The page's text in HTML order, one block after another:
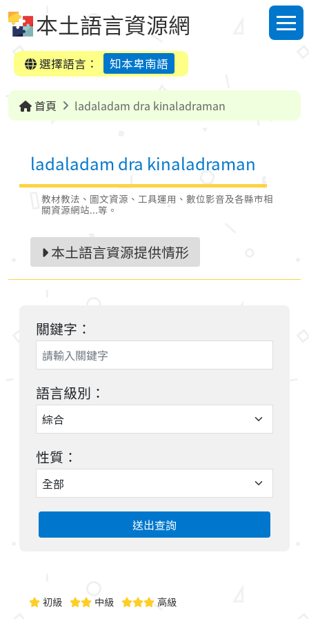
本土語言資源網
選單
選擇語言：
知本卑南語
首頁 ladaladam dra kinaladraman
ladaladam dra kinaladraman
教材教法、圖文資源、工具運用、數位影音及各縣市相
關資源網站...等。
本土語言資源提供情形
關鍵字：
語言級別：
性質：
送出查詢
初級 中級 高級